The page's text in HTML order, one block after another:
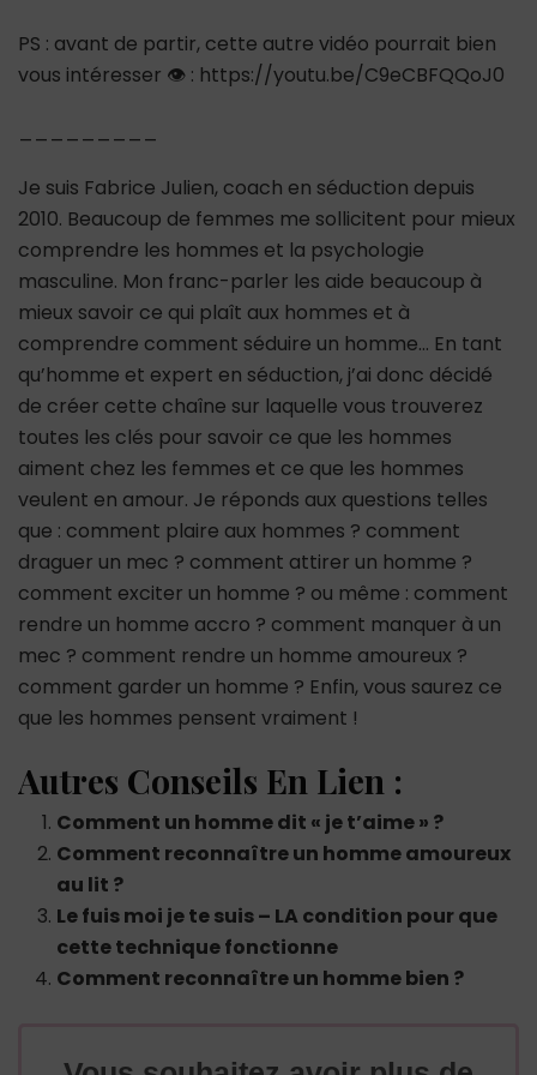
PS : avant de partir, cette autre vidéo pourrait bien
vous intéresser 👁 : https://youtu.be/C9eCBFQQoJ0
Je suis Fabrice Julien, coach en séduction depuis
2010. Beaucoup de femmes me sollicitent pour mieux
comprendre les hommes et la psychologie
masculine. Mon franc-parler les aide beaucoup à
mieux savoir ce qui plaît aux hommes et à
comprendre comment séduire un homme… En tant
qu’homme et expert en séduction, j’ai donc décidé
de créer cette chaîne sur laquelle vous trouverez
toutes les clés pour savoir ce que les hommes
aiment chez les femmes et ce que les hommes
veulent en amour. Je réponds aux questions telles
que : comment plaire aux hommes ? comment
draguer un mec ? comment attirer un homme ?
comment exciter un homme ? ou même : comment
rendre un homme accro ? comment manquer à un
mec ? comment rendre un homme amoureux ?
comment garder un homme ? Enfin, vous saurez ce
que les hommes pensent vraiment !
Autres Conseils En Lien :
Comment un homme dit « je t’aime » ?
Comment reconnaître un homme amoureux
au lit ?
Le fuis moi je te suis – LA condition pour que
cette technique fonctionne
Comment reconnaître un homme bien ?